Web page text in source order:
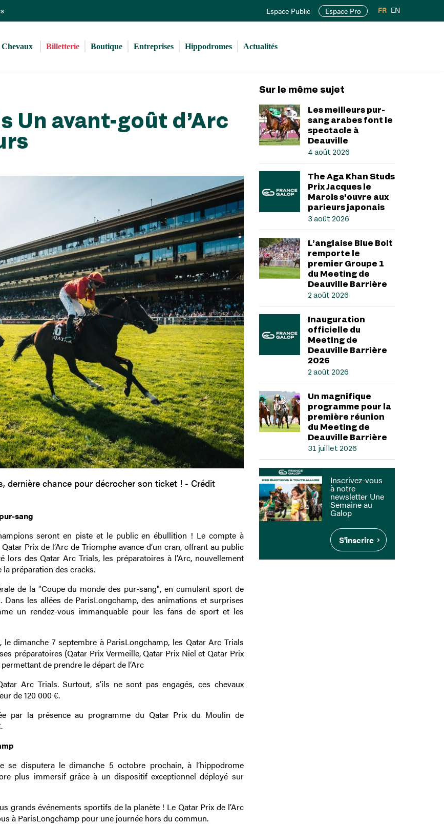
au
principal
Espace Public Espace Pro FR EN
Billetterie Boutique Entreprises Hippodromes Actualités
Un avant-goût d’Arc
dernière chance pour décrocher son ticket ! - Crédit
sang
seront en piste et le public en ébullition ! Le compte à
Prix de l’Arc de Triomphe avance d’un cran, offrant au public
des Qatar Arc Trials, les préparatoires à l’Arc, nouvellement
la préparation des cracks.
de la "Coupe du monde des pur-sang", en cumulant sport de
les allées de ParisLongchamp, des animations et surprises
un rendez-vous immanquable pour les fans de sport et les
dimanche 7 septembre à ParisLongchamp, les Qatar Arc Trials
préparatoires (Qatar Prix Vermeille, Qatar Prix Niel et Qatar Prix
de prendre le départ de l’Arc
Arc Trials. Surtout, s’ils ne sont pas engagés, ces chevaux
de 120 000 €.
par la présence au programme du Qatar Prix du Moulin de
se disputera le dimanche 5 octobre prochain, à l’hippodrome
plus immersif grâce à un dispositif exceptionnel déployé sur
grands événements sportifs de la planète ! Le Qatar Prix de l’Arc
à ParisLongchamp pour une journée hors du commun.
Sur le même sujet
Les meilleurs pur-
sang arabes font le
spectacle à
Deauville
4 août 2026
The Aga Khan Studs
Prix Jacques le
Marois s'ouvre aux
parieurs japonais
3 août 2026
L’anglaise Blue Bolt
remporte le
premier Groupe 1
du Meeting de
Deauville Barrière
2 août 2026
Inauguration
officielle du
Meeting de
Deauville Barrière
2026
2 août 2026
Un magnifique
programme pour la
première réunion
du Meeting de
Deauville Barrière
31 juillet 2026
Inscrivez-vous
à notre
newsletter Une
Semaine au
Galop
S'inscrire